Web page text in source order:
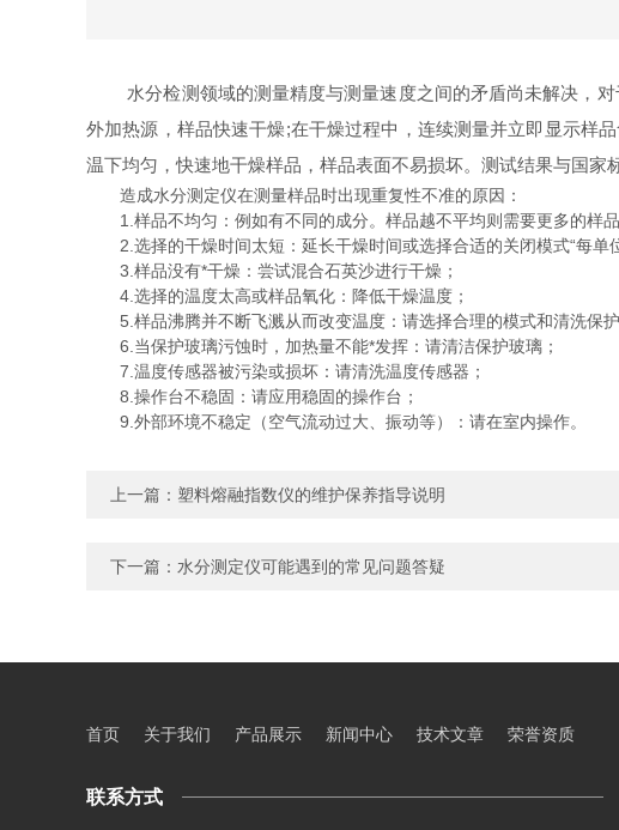
水分检测领域的测量精度与测量速度之间的矛盾尚未解决，对
外加热源，样品快速干燥;在干燥过程中，连续测量并立即显示样
温下均匀，快速地干燥样品，样品表面不易损坏。测试结果与国家
造成水分测定仪在测量样品时出现重复性不准的原因：
1.样品不均匀：例如有不同的成分。样品越不平均则需要更多的样品
2.选择的干燥时间太短：延长干燥时间或选择合适的关闭模式“每单
3.样品没有*干燥：尝试混合石英沙进行干燥；
4.选择的温度太高或样品氧化：降低干燥温度；
5.样品沸腾并不断飞溅从而改变温度：请选择合理的模式和清洗保护
6.当保护玻璃污蚀时，加热量不能*发挥：请清洁保护玻璃；
7.温度传感器被污染或损坏：请清洗温度传感器；
8.操作台不稳固：请应用稳固的操作台；
9.外部环境不稳定（空气流动过大、振动等）：请在室内操作。
上一篇： 塑料熔融指数仪的维护保养指导说明
下一篇： 水分测定仪可能遇到的常见问题答疑
首页 关于我们 产品展示 新闻中心 技术文章 荣誉资质
联系方式